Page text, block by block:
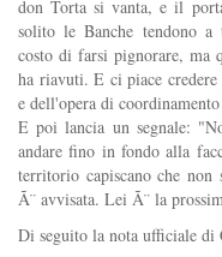
don Torta si vanta, e il
solito le Banche tendono a
costo di farsi pignorare, ma
ha riavuti. E ci piace
e dell'opera di
E poi lancia un segnale:
andare fino in fondo alla
territorio capiscano che non
Ã¨ avvisata. Lei Ã¨ la
Di seguito la nota ufficiale di